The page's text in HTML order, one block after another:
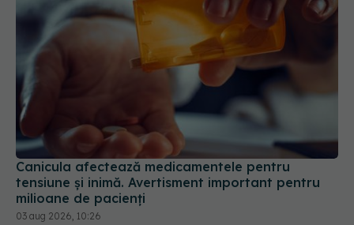
Canicula afectează medicamentele pentru
tensiune și inimă. Avertisment important pentru
milioane de pacienți
03 aug 2026, 10:26